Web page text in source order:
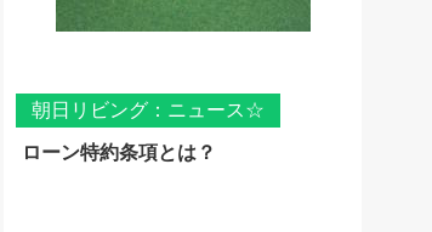
朝日リビング：ニュース☆
ローン特約条項とは？